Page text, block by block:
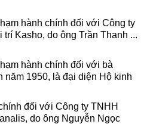
hành chính đối với Công ty
Kasho, do ông Trần Thanh ...
hành chính đối với bà
năm 1950, là đại diện Hộ kinh
đối với Công ty TNHH
do ông Nguyễn Ngọc